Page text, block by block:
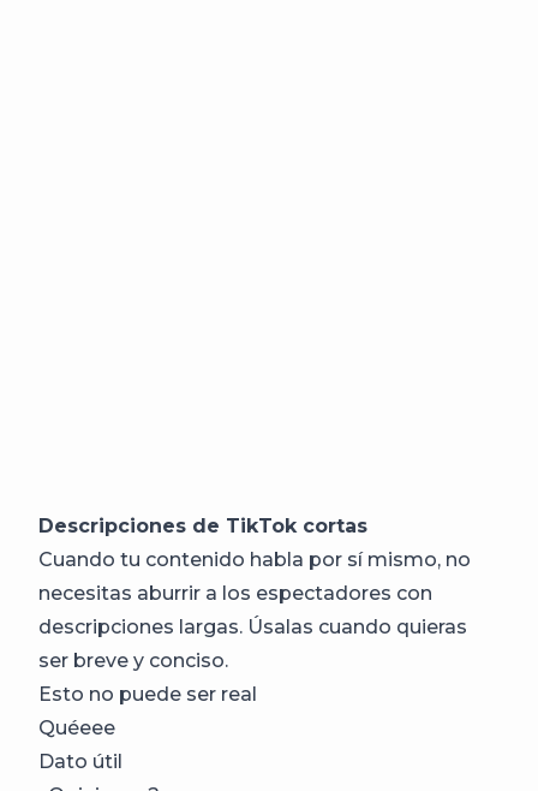
Descripciones de TikTok cortas
Cuando tu contenido habla por sí mismo, no
necesitas aburrir a los espectadores con
descripciones largas. Úsalas cuando quieras
ser breve y conciso.
Esto no puede ser real
Quéeee
Dato útil